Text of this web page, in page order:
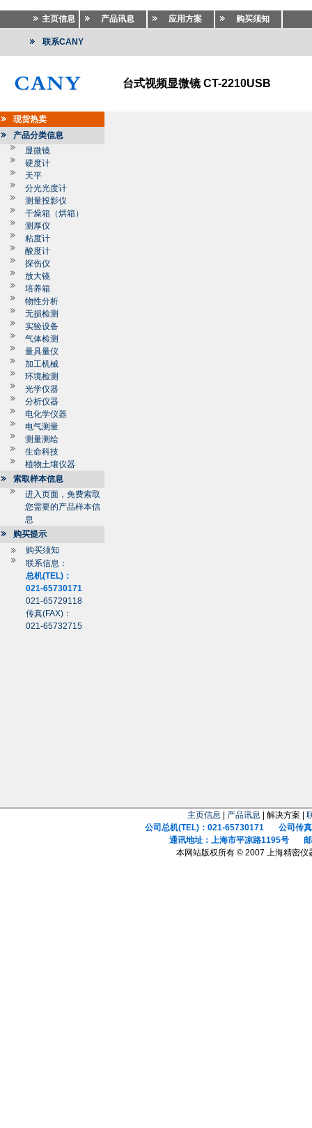
主页信息 产品讯息 应用方案 购买须知
联系CANY
台式视频显微镜 CT-2210USB
现货热卖
产品分类信息
显微镜
硬度计
天平
分光光度计
测量投影仪
干燥箱（烘箱）
测厚仪
粘度计
酸度计
探伤仪
放大镜
培养箱
物性分析
无损检测
实验设备
气体检测
量具量仪
加工机械
环境检测
光学仪器
分析仪器
电化学仪器
电气测量
测量测绘
生命科技
植物土壤仪器
索取样本信息
进入页面，免费索取
您需要的产品样本信
息
购买提示
购买须知
联系信息：
总机(TEL)：
021-65730171
021-65729118
传真(FAX)：
021-65732715
主页信息 产品讯息 | 解决方案 |
公司总机(TEL)：021-65730171 公司传真
通讯地址：上海市平凉路1195号 邮
本网站版权所有 © 2007 上海精密仪